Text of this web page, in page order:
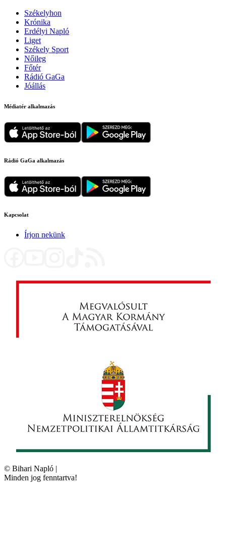
Székelyhon
Krónika
Erdélyi Napló
Liget
Székely Sport
Nőileg
Főtér
Rádió GaGa
Jóállás
Médiatér alkalmazás
Rádió GaGa alkalmazás
Kapcsolat
Írjon nekünk
© Bihari Napló |
Minden jog fenntartva!